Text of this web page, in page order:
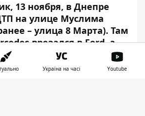
13 ноября, в Днепре
на улице Муслима
– улица 8 Марта). Там
врезался в Ford, а
столб
. К счастью,
пострадавших.
Україна на часі Youtube